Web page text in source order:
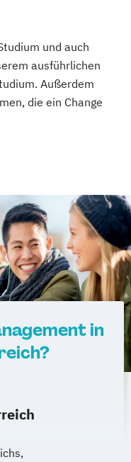
und auch
ausführlichen
Außerdem
die ein Change
in